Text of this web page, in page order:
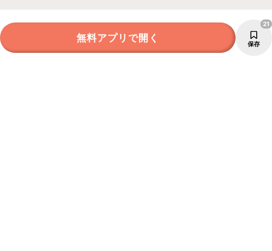
無料アプリで開く 保存
21